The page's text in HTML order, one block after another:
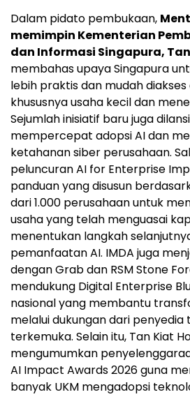
Dalam pidato pembukaan,
memimpin Kementerian
dan Informasi Singapura,
membahas upaya Singapura
lebih praktis dan mudah
khususnya usaha kecil dan
Sejumlah inisiatif baru juga
mempercepat adopsi AI dan
ketahanan siber perusahaan.
peluncuran AI for Enterprise
panduan yang disusun
dari 1.000 perusahaan untuk
usaha yang telah menguasai
menentukan langkah
pemanfaatan AI. IMDA juga
dengan Grab dan RSM Stone
mendukung Digital Enterprise
nasional yang membantu
melalui dukungan dari penyedia
terkemuka. Selain itu, Tan Kiat
mengumumkan
AI Impact Awards 2026 guna
banyak UKM mengadopsi